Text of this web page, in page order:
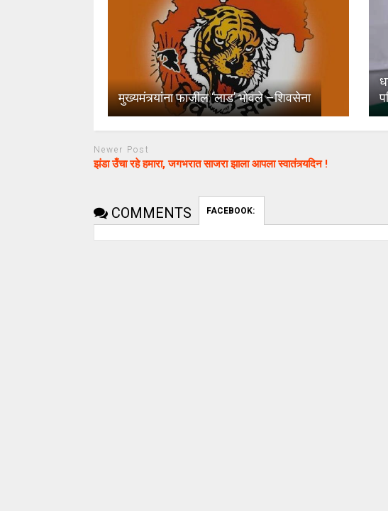
मुख्यमंत्र्यांना फाजील ‘लाड’ भोवले –शिवसेना
Newer Post
झंडा उँचा रहे हमारा, जगभरात साजरा झाला आपला स्वातंत्र्यदिन !
COMMENTS FACEBOOK: